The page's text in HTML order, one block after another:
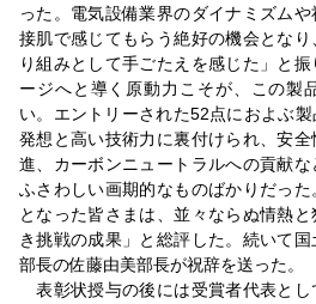
った。電気設備業界のダイナミズム
接肌で感じてもらう絶好の機会とな
り組みとして手ごたえを感じた」と
ージへと導く原動力こそが、この製
い。エントリーされた52点におよぶ
発想と高い技術力に裏付けられ、安
進、カーボンニュートラルへの貢献
ふさわしい画期的なものばかりだっ
となった皆さまは、並々ならぬ情熱
き挑戦の成果」と総評した。続いて
部長の佐藤由美部長が祝辞を送った。
表彰状授与の後には受賞者代表とし